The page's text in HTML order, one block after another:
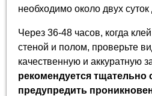
необходимо около двух
Через 36-48 часов, когда
стеной и полом, проверьте
качественную и аккуратную
рекомендуется
предупредить